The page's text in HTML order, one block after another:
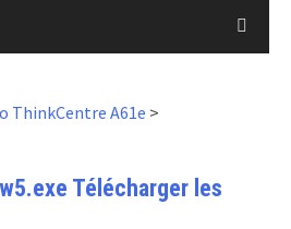
ThinkCentre A61e >
Télécharger les